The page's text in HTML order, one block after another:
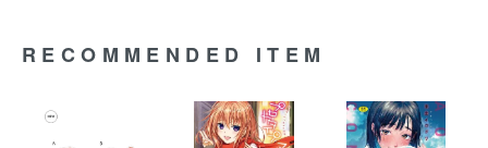
RECOMMENDED ITEM